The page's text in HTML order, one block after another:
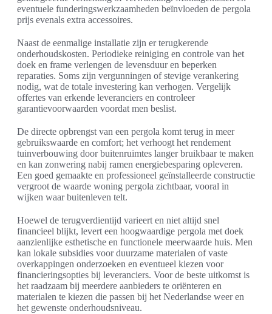
eventuele funderingswerkzaamheden beïnvloeden de pergola
prijs evenals extra accessoires.
Naast de eenmalige installatie zijn er terugkerende
onderhoudskosten. Periodieke reiniging en controle van het
doek en frame verlengen de levensduur en beperken
reparaties. Soms zijn vergunningen of stevige verankering
nodig, wat de totale investering kan verhogen. Vergelijk
offertes van erkende leveranciers en controleer
garantievoorwaarden voordat men beslist.
De directe opbrengst van een pergola komt terug in meer
gebruikswaarde en comfort; het verhoogt het rendement
tuinverbouwing door buitenruimtes langer bruikbaar te maken
en kan zonwering nabij ramen energiebesparing opleveren.
Een goed gemaakte en professioneel geïnstalleerde constructie
vergroot de waarde woning pergola zichtbaar, vooral in
wijken waar buitenleven telt.
Hoewel de terugverdientijd varieert en niet altijd snel
financieel blijkt, levert een hoogwaardige pergola met doek
aanzienlijke esthetische en functionele meerwaarde huis. Men
kan lokale subsidies voor duurzame materialen of vaste
overkappingen onderzoeken en eventueel kiezen voor
financieringsopties bij leveranciers. Voor de beste uitkomst is
het raadzaam bij meerdere aanbieders te oriënteren en
materialen te kiezen die passen bij het Nederlandse weer en
het gewenste onderhoudsniveau.